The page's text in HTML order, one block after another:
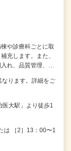
や診療科ごとに取
充します。また、
入れ、品質管理、…
ります。詳細をご
医大駅」より徒歩1
は ［2］13：00〜1